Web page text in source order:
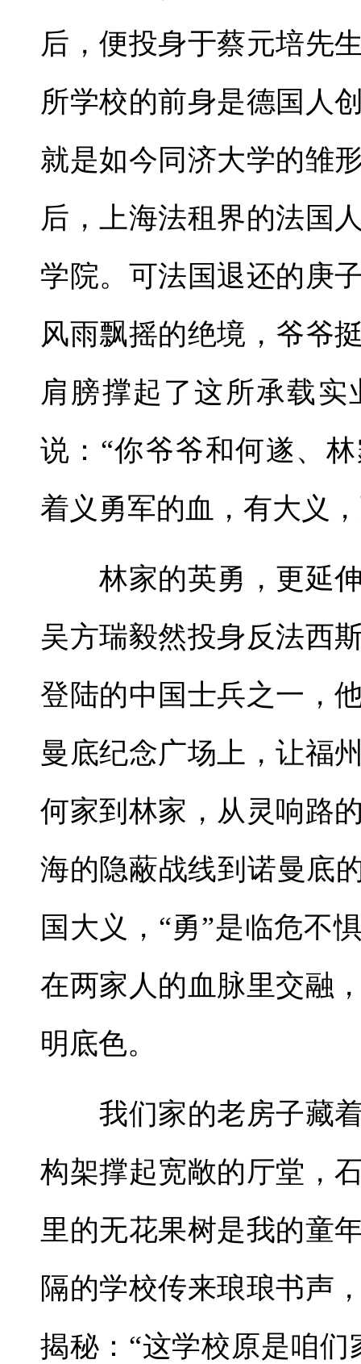
后，便投身于蔡元培先
所学校的前身是德国人
就是如今同济大学的雏
后，上海法租界的法国
学院。可法国退还的庚
风雨飘摇的绝境，爷爷
肩膀撑起了这所承载
说：“你爷爷和何遂、
着义勇军的血，有大义
林家的英勇，更延伸
吴方瑞毅然投身反法西
登陆的中国士兵之一，
曼底纪念广场上，让福
何家到林家，从灵响路
海的隐蔽战线到诺曼底
国大义，“勇”是临危不
在两家人的血脉里交融
明底色。
我们家的老房子藏着
构架撑起宽敞的厅堂，
里的无花果树是我的童
隔的学校传来琅琅书声
揭秘：“这学校原是咱